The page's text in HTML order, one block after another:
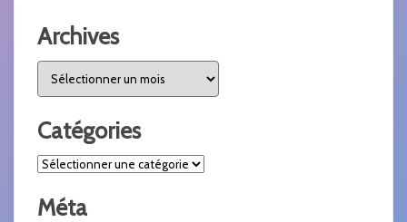
Archives
Catégories
Méta